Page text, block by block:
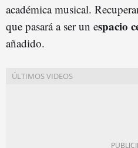
académica musical.
que pasará a ser un espacio
añadido.